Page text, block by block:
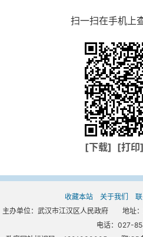
扫一扫在手机上
[下载] [打印]
收藏本站 关于我们
主办单位：武汉市江汉区人民政府 地址
电话：027-